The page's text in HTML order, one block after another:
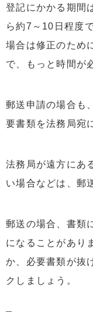
登記にかかる期間
ら約7～10日程度
場合は修正のため
で、もっと時間が
郵送申請の場合も
要書類を法務局宛
法務局が遠方にあ
い場合などは、郵
郵送の場合、書類
になることがあり
か、必要書類が抜
クしましょう。